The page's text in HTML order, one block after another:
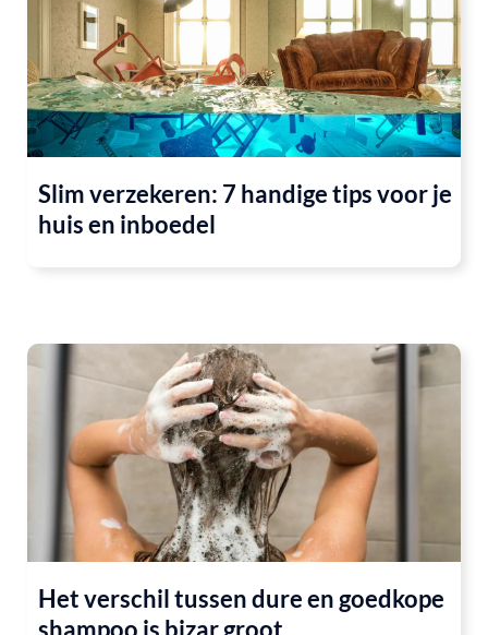
Slim verzekeren: 7 handige tips voor je
huis en inboedel
Het verschil tussen dure en goedkope
shampoo is bizar groot